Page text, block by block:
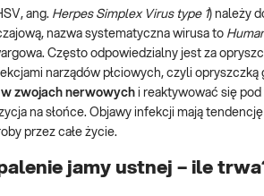
ang. Herpes Simplex Virus type 1) należy
nazwa systematyczna wirusa to
Często odpowiedzialny jest za
narządów płciowych, czyli
zwojach nerwowych i reaktywować się pod
na słońce. Objawy infekcji mają
przez całe życie.
jamy ustnej – ile